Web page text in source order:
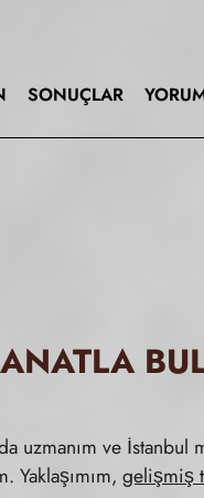
SONUÇLAR
uzmanım ve
Yaklaşımım, gelişmiş